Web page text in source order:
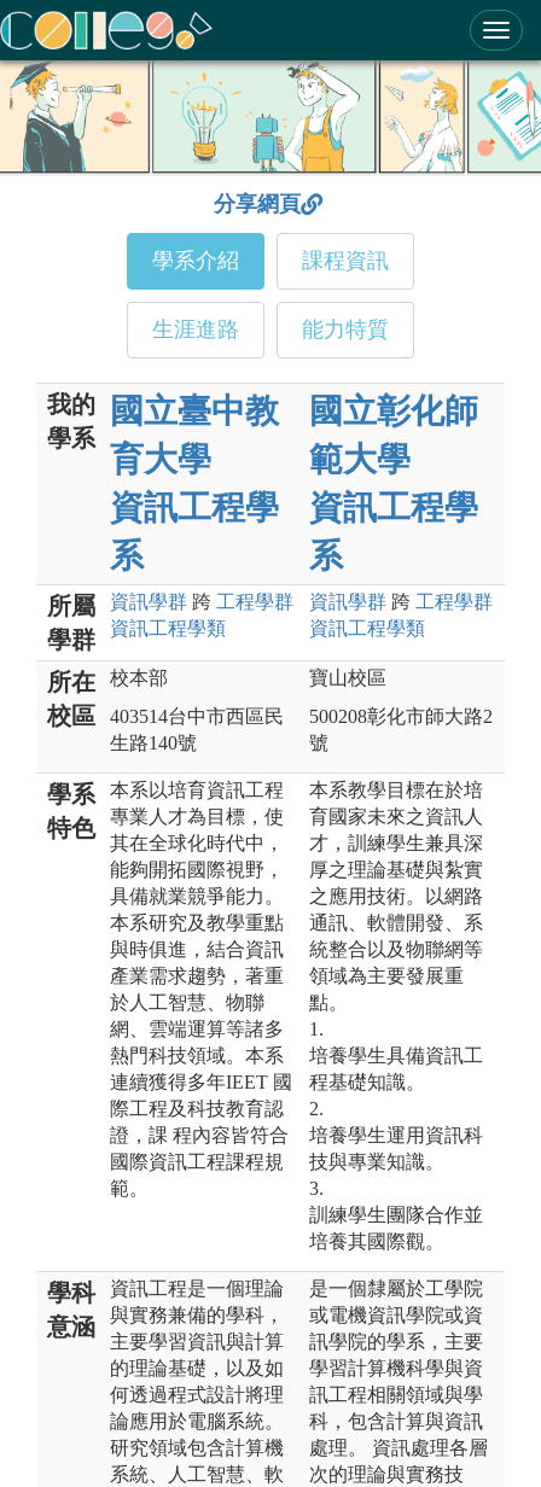
ColleGo! 大學選才與高中育才輔助系統
分享網頁
學系介紹 課程資訊
生涯進路 能力特質
我的
學系
國立臺中教
育大學
資訊工程學
系
國立彰化師
範大學
資訊工程學
系
所屬
學群
資訊學群 跨 工程學群
資訊工程學類
資訊學群 跨 工程學群
資訊工程學類
所在
校區
校本部
403514台中市西區民
生路140號
寶山校區
500208彰化市師大路2
號
學系
特色
本系以培育資訊工程
專業人才為目標，使
其在全球化時代中，
能夠開拓國際視野，
具備就業競爭能力。
本系研究及教學重點
與時俱進，結合資訊
產業需求趨勢，著重
於人工智慧、物聯
網、雲端運算等諸多
熱門科技領域。本系
連續獲得多年IEET 國
際工程及科技教育認
證，課 程內容皆符合
國際資訊工程課程規
範。
本系教學目標在於培
育國家未來之資訊人
才，訓練學生兼具深
厚之理論基礎與紮實
之應用技術。以網路
通訊、軟體開發、系
統整合以及物聯網等
領域為主要發展重
點。
1.
培養學生具備資訊工
程基礎知識。
2.
培養學生運用資訊科
技與專業知識。
3.
訓練學生團隊合作並
培養其國際觀。
學科
意涵
資訊工程是一個理論
與實務兼備的學科，
主要學習資訊與計算
的理論基礎，以及如
何透過程式設計將理
論應用於電腦系統。
研究領域包含計算機
系統、人工智慧、軟
是一個隸屬於工學院
或電機資訊學院或資
訊學院的學系，主要
學習計算機科學與資
訊工程相關領域與學
科，包含計算與資訊
處理。 資訊處理各層
次的理論與實務技